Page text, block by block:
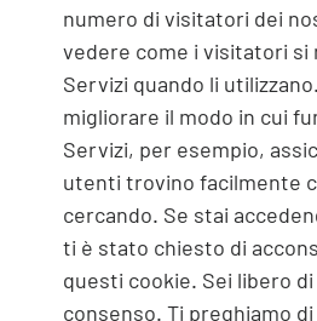
numero di visitatori dei
vedere come i visitatori si
Servizi quando li
migliorare il modo in cui
Servizi, per esempio,
utenti trovino facilmente
cercando. Se stai
ti è stato chiesto di
questi cookie. Sei libero
consenso. Ti preghiamo